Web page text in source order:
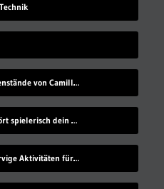
Verpflanzlichte Holzgegenstände von Camille Kachani
„Dummschwätzer“ zerstört spielerisch dein Sprachzentrum
Ein Roboter-Klon, der nervige Aktivitäten für dich übernimmt